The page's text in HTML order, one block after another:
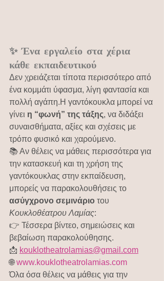
✨ Ένα εργαλείο στα χέρια
κάθε εκπαιδευτικού
Δεν χρειάζεται τίποτα περισσότερο από
ένα κομμάτι ύφασμα, λίγη φαντασία και
πολλή αγάπη.Η γαντόκουκλα μπορεί να
γίνει η “φωνή” της τάξης, να διδάξει
συναισθήματα, αξίες και σχέσεις με
τρόπο φυσικό και χαρούμενο.
📚 Αν θέλεις να μάθεις περισσότερα για
την κατασκευή και τη χρήση της
γαντόκουκλας στην εκπαίδευση,
μπορείς να παρακολουθήσεις το
ασύγχρονο σεμινάριο του
Κουκλοθέατρου Λαμίας:
👉 Τέσσερα βίντεο, σημειώσεις και
βεβαίωση παρακολούθησης.
📩 kouklotheatrolamias@gmail.com
🌐 www.kouklotheatrolamias.com
Όλα όσα θέλεις να μάθεις για την